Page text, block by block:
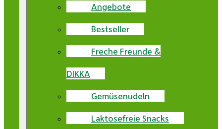
Angebote
Bestseller
Freche Freunde &
DIKKA
Gemüsenudeln
Laktosefreie Snacks